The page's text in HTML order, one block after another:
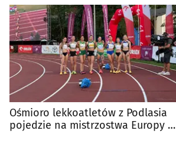
Ośmioro lekkoatletów z Podlasia
pojedzie na mistrzostwa Europy w